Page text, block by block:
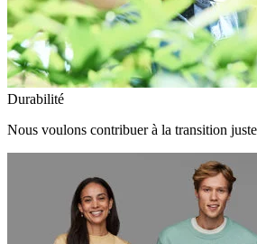
Durabilité
Nous voulons contribuer à la transition